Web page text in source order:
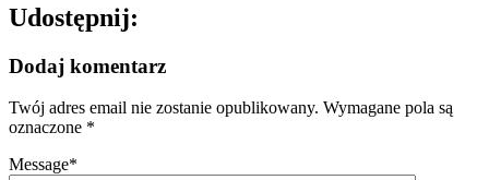
Udostępnij:
Dodaj komentarz
Twój adres email nie zostanie opublikowany. Wymagane pola są
oznaczone *
Message*